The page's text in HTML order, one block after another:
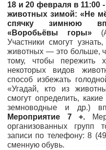
18 и 20 февраля в 11:00
животных зимой: «Не
спячку зимнюю
«Воробьёвы горы»
Участники смогут
животных — это больше,
тому, чтобы пережить
некоторых видов
способ избежать
«Угадай, кто из
смогут определить,
земноводные и др.)
Мероприятие 7 +.
организованных групп
записи по телефону: 8
сменную обувь.